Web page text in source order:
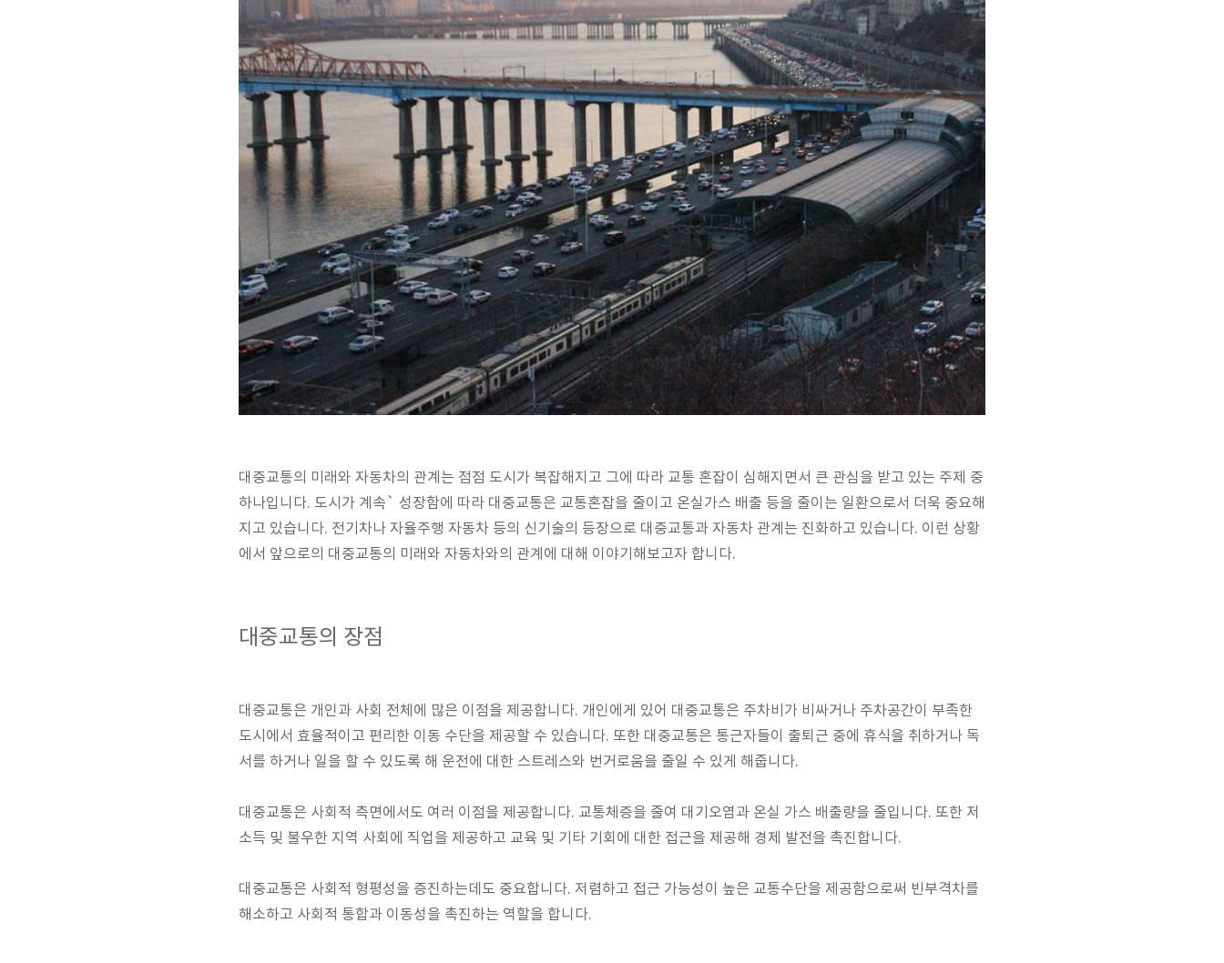
대중교통의 미래와 자동차의 관계는 점점 도시가 복잡해지고 그에 따라 교통 혼잡이 심해지면서 큰 관심을 받고 있는 주제 중
하나입니다. 도시가 계속` 성장함에 따라 대중교통은 교통혼잡을 줄이고 온실가스 배출 등을 줄이는 일환으로서 더욱 중요해
지고 있습니다. 전기차나 자율주행 자동차 등의 신기술의 등장으로 대중교통과 자동차 관계는 진화하고 있습니다. 이런 상황
에서 앞으로의 대중교통의 미래와 자동차와의 관계에 대해 이야기해보고자 합니다.
대중교통의 장점
대중교통은 개인과 사회 전체에 많은 이점을 제공합니다. 개인에게 있어 대중교통은 주차비가 비싸거나 주차공간이 부족한
도시에서 효율적이고 편리한 이동 수단을 제공할 수 있습니다. 또한 대중교통은 통근자들이 출퇴근 중에 휴식을 취하거나 독
서를 하거나 일을 할 수 있도록 해 운전에 대한 스트레스와 번거로움을 줄일 수 있게 해줍니다.
대중교통은 사회적 측면에서도 여러 이점을 제공합니다. 교통체증을 줄여 대기오염과 온실 가스 배출량을 줄입니다. 또한 저
소득 및 불우한 지역 사회에 직업을 제공하고 교육 및 기타 기회에 대한 접근을 제공해 경제 발전을 촉진합니다.
대중교통은 사회적 형평성을 증진하는데도 중요합니다. 저렴하고 접근 가능성이 높은 교통수단을 제공함으로써 빈부격차를
해소하고 사회적 통합과 이동성을 촉진하는 역할을 합니다.